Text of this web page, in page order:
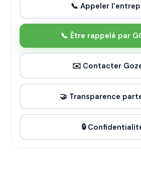
📞 Appeler
📞 Être rappelé par
✉️ Contacter
🤝 Transparence
🔒